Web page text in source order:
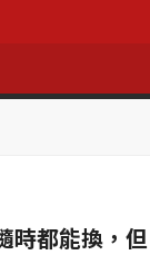
時都能換，